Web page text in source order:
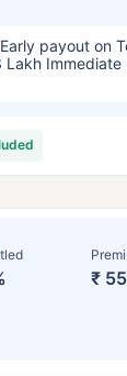
Early payout on
Lakh Immediate
₹
టర్మ్